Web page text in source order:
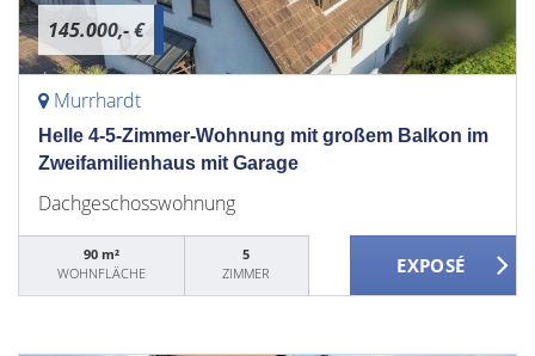
145.000,- €
Murrhardt
Helle 4-5-Zimmer-Wohnung mit großem Balkon im
Zweifamilienhaus mit Garage
Dachgeschosswohnung
90 m²
WOHNFLÄCHE
5
ZIMMER